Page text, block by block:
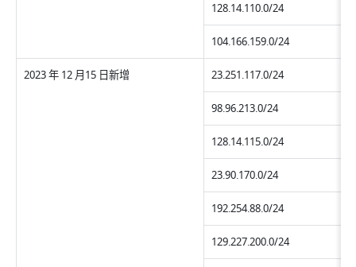
128.14.110.0/24
104.166.159.0/24
2023 年 12 月15 日新增 23.251.117.0/24
98.96.213.0/24
128.14.115.0/24
23.90.170.0/24
192.254.88.0/24
129.227.200.0/24